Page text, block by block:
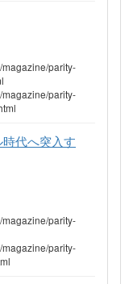
parity-
parity-
代へ突入す
parity-
parity-